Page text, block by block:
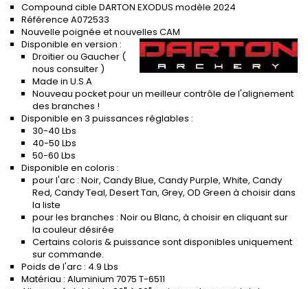
Compound cible DARTON EXODUS modèle 2024
Référence A072533
Nouvelle poignée et nouvelles CAM
Disponible en version :
Droitier ou Gaucher (
nous consulter )
Made in U.S.A
Nouveau pocket pour un meilleur contrôle de l'alignement
des branches !
Disponible en 3 puissances réglables :
30-40 Lbs
40-50 Lbs
50-60 Lbs
Disponible en coloris :
pour l'arc : Noir, Candy Blue, Candy Purple, White, Candy
Red, Candy Teal, Desert Tan, Grey, OD Green à choisir dans
la liste
pour les branches : Noir ou Blanc, à choisir en cliquant sur
la couleur désirée
Certains coloris & puissance sont disponibles uniquement
sur commande.
Poids de l'arc : 4.9 Lbs
Matériau : Aluminium 7075 T-6511